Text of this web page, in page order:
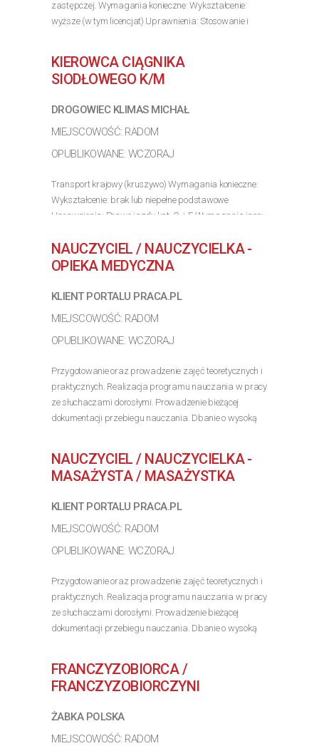
zastępczej. Wymagania konieczne: Wykształcenie:
wyższe (w tym licencjat) Uprawnienia: Stosowanie i
>> Poznaj szczegóły oferty
KIEROWCA CIĄGNIKA
SIODŁOWEGO K/M
DROGOWIEC KLIMAS MICHAŁ
MIEJSCOWOŚĆ: RADOM
OPUBLIKOWANE: WCZORAJ
Transport krajowy (kruszywo) Wymagania konieczne:
Wykształcenie: brak lub niepełne podstawowe
Uprawnienia: Prawo jazdy kat. C + E Wymagania inne:
>> Poznaj szczegóły oferty
NAUCZYCIEL / NAUCZYCIELKA -
OPIEKA MEDYCZNA
KLIENT PORTALU PRACA.PL
MIEJSCOWOŚĆ: RADOM
OPUBLIKOWANE: WCZORAJ
Przygotowanie oraz prowadzenie zajęć teoretycznych i
praktycznych. Realizacja programu nauczania w pracy
ze słuchaczami dorosłymi. Prowadzenie bieżącej
dokumentacji przebiegu nauczania. Dbanie o wysoką
>> Poznaj szczegóły oferty
NAUCZYCIEL / NAUCZYCIELKA -
MASAŻYSTA / MASAŻYSTKA
KLIENT PORTALU PRACA.PL
MIEJSCOWOŚĆ: RADOM
OPUBLIKOWANE: WCZORAJ
Przygotowanie oraz prowadzenie zajęć teoretycznych i
praktycznych. Realizacja programu nauczania w pracy
ze słuchaczami dorosłymi. Prowadzenie bieżącej
dokumentacji przebiegu nauczania. Dbanie o wysoką
>> Poznaj szczegóły oferty
FRANCZYZOBIORCA /
FRANCZYZOBIORCZYNI
ŻABKA POLSKA
MIEJSCOWOŚĆ: RADOM